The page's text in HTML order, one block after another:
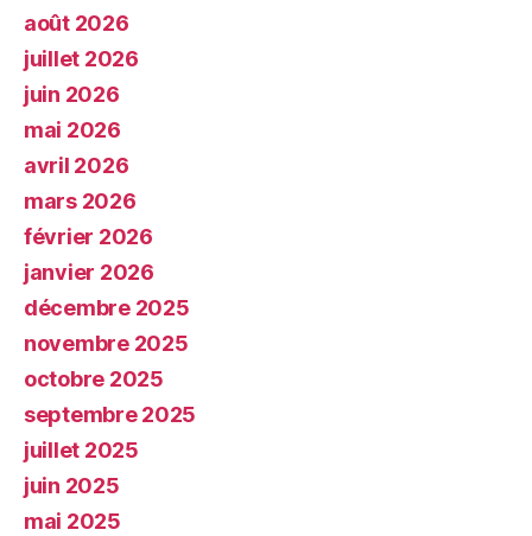
août 2026
juillet 2026
juin 2026
mai 2026
avril 2026
mars 2026
février 2026
janvier 2026
décembre 2025
novembre 2025
octobre 2025
septembre 2025
juillet 2025
juin 2025
mai 2025